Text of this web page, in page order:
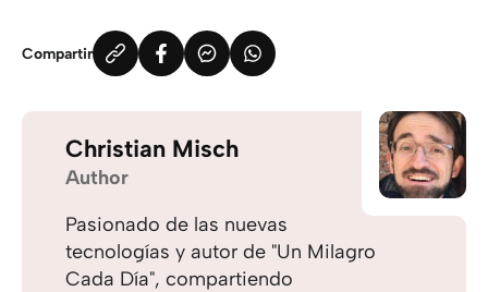
Compartir
Christian Misch
Author
Pasionado de las nuevas
tecnologías y autor de "Un Milagro
Cada Día", compartiendo